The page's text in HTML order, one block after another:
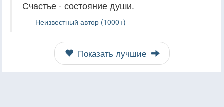
Счастье - состояние души.
Неизвестный автор (1000+)
Показать лучшие